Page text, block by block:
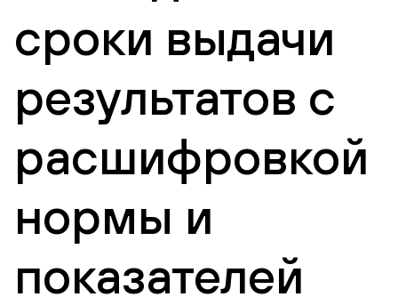
сроки выдачи
результатов с
расшифровкой
нормы и
показателей